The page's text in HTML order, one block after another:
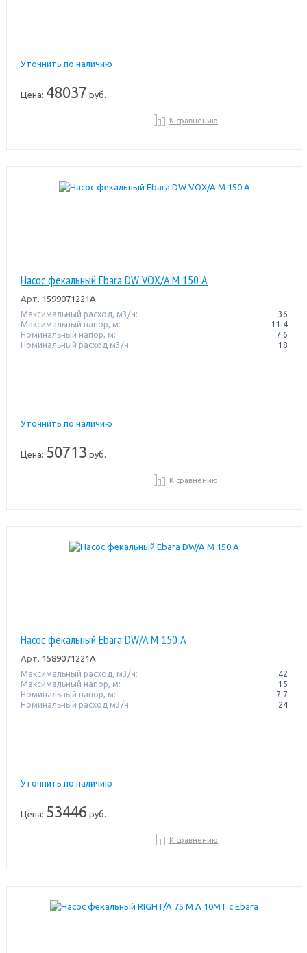
Уточнить по наличию
Цена: 48037 руб.
К сравнению
Насос фекальный Ebara DW VOX/A M 150 A
Арт. 1599071221A
Максимальный расход, м3/ч:
36
Максимальный напор, м:
11.4
Номинальный напор, м:
7.6
Номинальный расход м3/ч:
18
Уточнить по наличию
Цена: 50713 руб.
К сравнению
Насос фекальный Ebara DW/A M 150 A
Арт. 1589071221A
Максимальный расход, м3/ч:
42
Максимальный напор, м:
15
Номинальный напор, м:
7.7
Номинальный расход м3/ч:
24
Уточнить по наличию
Цена: 53446 руб.
К сравнению